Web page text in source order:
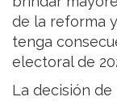
de la reforma
tenga
electoral de
La decisión